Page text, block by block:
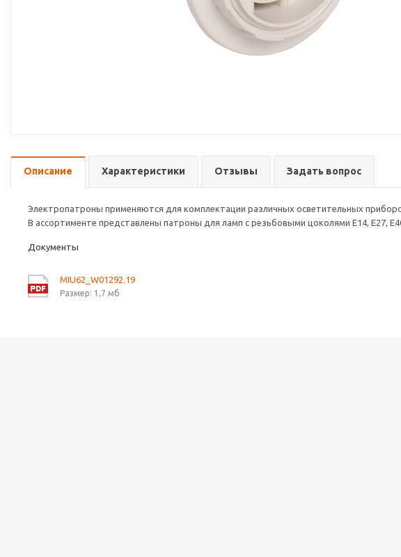
Описание Характеристики Отзывы Задать вопрос
Электропатроны применяются для комплектации различных осветительных
В ассортименте представлены патроны для ламп с резьбовыми цоколями E14, E27,
Документы
MIU62_W01292.19
Размер: 1,7 мб